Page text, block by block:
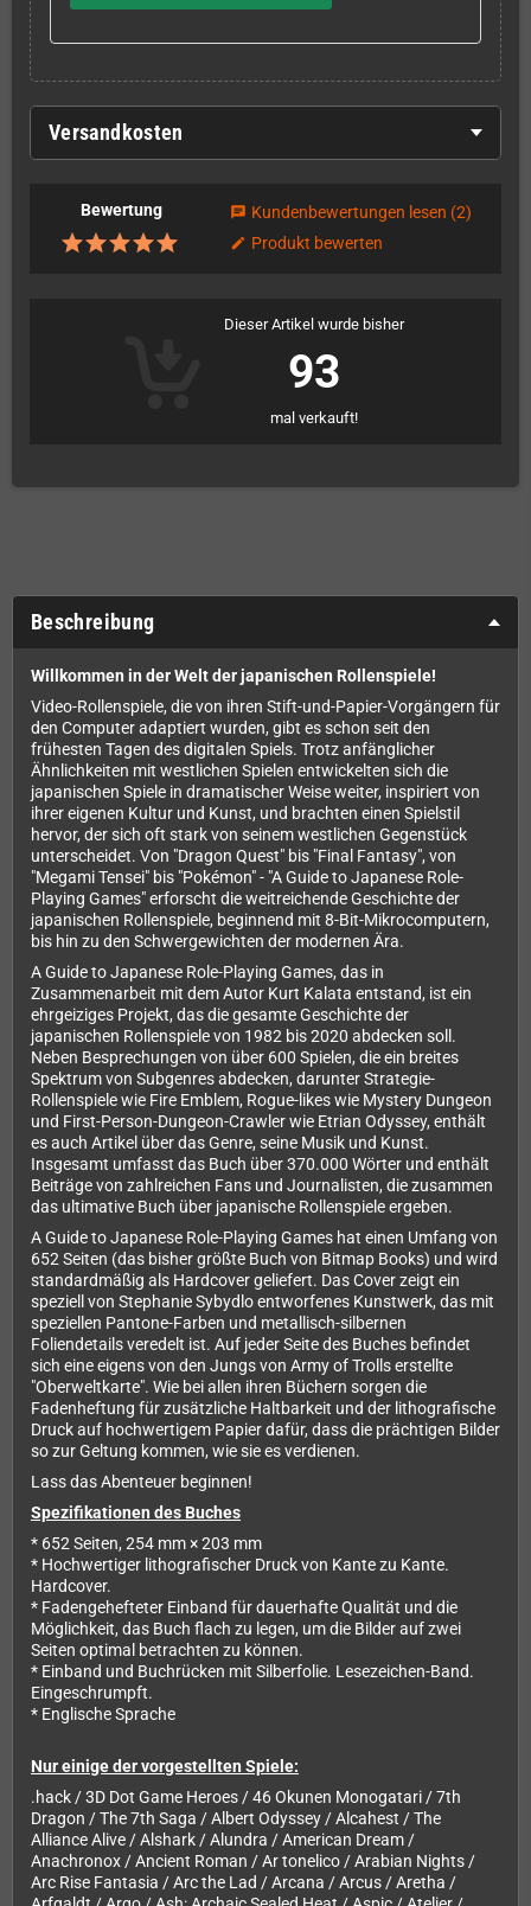
Versandkosten
Bewertung chat Kundenbewertungen lesen (2)
edit Produkt bewerten
Dieser Artikel wurde bisher
93
mal verkauft!
Beschreibung
Willkommen in der Welt der japanischen Rollenspiele!
Video-Rollenspiele, die von ihren Stift-und-Papier-Vorgängern für
den Computer adaptiert wurden, gibt es schon seit den
frühesten Tagen des digitalen Spiels. Trotz anfänglicher
Ähnlichkeiten mit westlichen Spielen entwickelten sich die
japanischen Spiele in dramatischer Weise weiter, inspiriert von
ihrer eigenen Kultur und Kunst, und brachten einen Spielstil
hervor, der sich oft stark von seinem westlichen Gegenstück
unterscheidet. Von "Dragon Quest" bis "Final Fantasy", von
"Megami Tensei" bis "Pokémon" - "A Guide to Japanese Role-
Playing Games" erforscht die weitreichende Geschichte der
japanischen Rollenspiele, beginnend mit 8-Bit-Mikrocomputern,
bis hin zu den Schwergewichten der modernen Ära.
A Guide to Japanese Role-Playing Games, das in
Zusammenarbeit mit dem Autor Kurt Kalata entstand, ist ein
ehrgeiziges Projekt, das die gesamte Geschichte der
japanischen Rollenspiele von 1982 bis 2020 abdecken soll.
Neben Besprechungen von über 600 Spielen, die ein breites
Spektrum von Subgenres abdecken, darunter Strategie-
Rollenspiele wie Fire Emblem, Rogue-likes wie Mystery Dungeon
und First-Person-Dungeon-Crawler wie Etrian Odyssey, enthält
es auch Artikel über das Genre, seine Musik und Kunst.
Insgesamt umfasst das Buch über 370.000 Wörter und enthält
Beiträge von zahlreichen Fans und Journalisten, die zusammen
das ultimative Buch über japanische Rollenspiele ergeben.
A Guide to Japanese Role-Playing Games hat einen Umfang von
652 Seiten (das bisher größte Buch von Bitmap Books) und wird
standardmäßig als Hardcover geliefert. Das Cover zeigt ein
speziell von Stephanie Sybydlo entworfenes Kunstwerk, das mit
speziellen Pantone-Farben und metallisch-silbernen
Foliendetails veredelt ist. Auf jeder Seite des Buches befindet
sich eine eigens von den Jungs von Army of Trolls erstellte
"Oberweltkarte". Wie bei allen ihren Büchern sorgen die
Fadenheftung für zusätzliche Haltbarkeit und der lithografische
Druck auf hochwertigem Papier dafür, dass die prächtigen Bilder
so zur Geltung kommen, wie sie es verdienen.
Lass das Abenteuer beginnen!
Spezifikationen des Buches
* 652 Seiten, 254 mm × 203 mm
* Hochwertiger lithografischer Druck von Kante zu Kante.
Hardcover.
* Fadengehefteter Einband für dauerhafte Qualität und die
Möglichkeit, das Buch flach zu legen, um die Bilder auf zwei
Seiten optimal betrachten zu können.
* Einband und Buchrücken mit Silberfolie. Lesezeichen-Band.
Eingeschrumpft.
* Englische Sprache
Nur einige der vorgestellten Spiele:
.hack / 3D Dot Game Heroes / 46 Okunen Monogatari / 7th
Dragon / The 7th Saga / Albert Odyssey / Alcahest / The
Alliance Alive / Alshark / Alundra / American Dream /
Anachronox / Ancient Roman / Ar tonelico / Arabian Nights /
Arc Rise Fantasia / Arc the Lad / Arcana / Arcus / Aretha /